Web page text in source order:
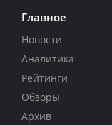
Главное
Новости
Аналитика
Рейтинги
Обзоры
Архив